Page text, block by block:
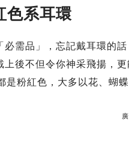
色系耳環
必需品」，忘記戴耳環的
上後不但令你神采飛揚，
是粉紅色，大多以花、蝴